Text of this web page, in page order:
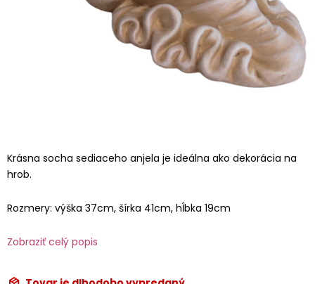
Krásna socha sediaceho anjela je ideálna ako dekorácia na
hrob.
Rozmery: výška 37cm, šírka 41cm, hĺbka 19cm
Zobraziť celý popis